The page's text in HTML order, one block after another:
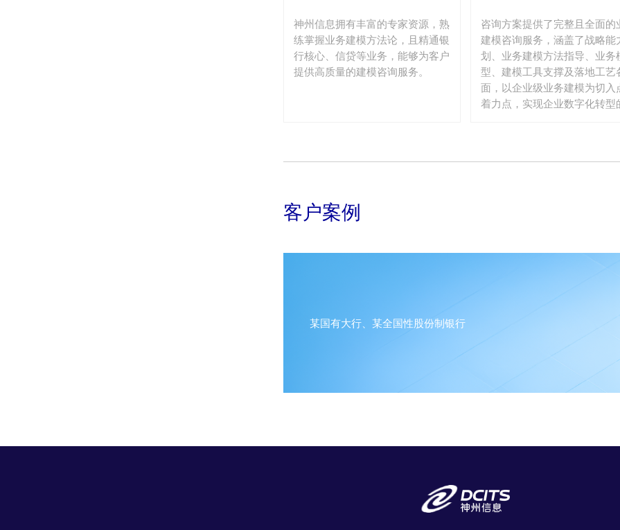
神州信息拥有丰富的专家资源，熟
练掌握业务建模方法论，且精通银
行核心、信贷等业务，能够为客户
提供高质量的建模咨询服务。
咨询方案提供了完整且全面的
建模咨询服务，涵盖了战略能
划、业务建模方法指导、业务
型、建模工具支撑及落地工艺
面，以企业级业务建模为切入
着力点，实现企业数字化转型
客户案例
某国有大行、某全国性股份制银行